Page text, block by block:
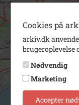
Cookies på
arkiv.dk
Nødvendig
Marketing
Accepter